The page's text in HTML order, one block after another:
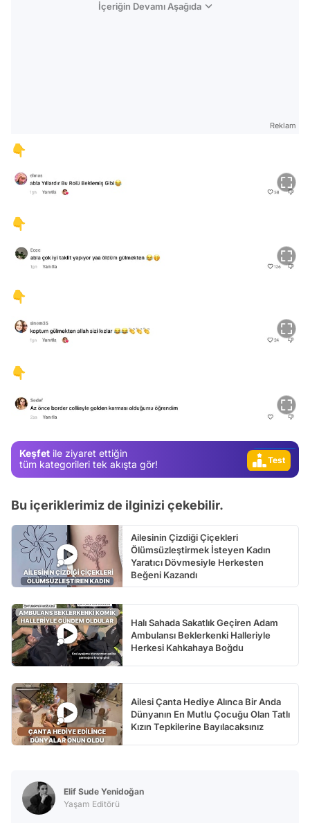
İçeriğin Devamı Aşağıda
Reklam
👇
👇
👇
👇
Keşfet ile ziyaret ettiğin
tüm kategorileri tek akışta gör!
Video
Magazin
Test
Bu içeriklerimiz de ilginizi çekebilir.
Ailesinin Çizdiği Çiçekleri
Ölümsüzleştirmek İsteyen Kadın
Yaratıcı Dövmesiyle Herkesten
Beğeni Kazandı
Halı Sahada Sakatlık Geçiren Adam
Ambulansı Beklerkenki Halleriyle
Herkesi Kahkahaya Boğdu
Ailesi Çanta Hediye Alınca Bir Anda
Dünyanın En Mutlu Çocuğu Olan Tatlı
Kızın Tepkilerine Bayılacaksınız
Elif Sude Yenidoğan
Yaşam Editörü